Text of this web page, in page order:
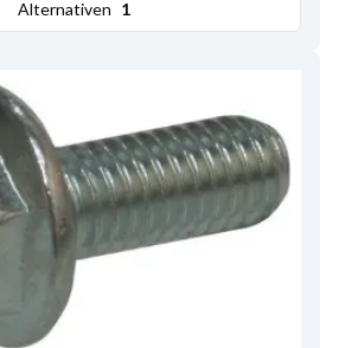
Alternativen 1